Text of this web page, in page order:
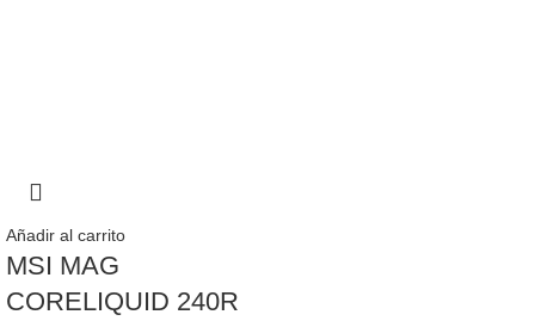
Añadir al carrito
MSI MAG
CORELIQUID 240R